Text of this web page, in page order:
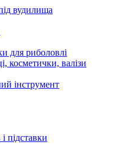
вудилища
для риболовлі
косметички, валізи
інструмент
підставки